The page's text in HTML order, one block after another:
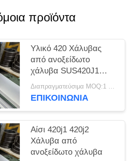
προϊόντα
Υλικό 420 Χάλυβας
από ανοξείδωτο
χάλυβα SUS420J1
SUS420J2
Στρογγυλοκύλινδρο
Διαπραγματεύσιμα MOQ:1 τόνος
ΕΠΙΚΟΙΝΩΝΊΑ
Αίσι 420j1 420j2
Χάλυβα από
ανοξείδωτο χάλυβα